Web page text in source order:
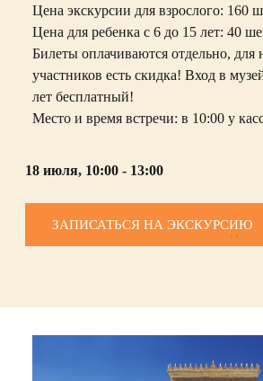
Цена экскурсии для взрослого: 160
Цена для ребенка с 6 до 15 лет: 40
Билеты оплачиваются отдельно, для
участников есть скидка! Вход в
лет бесплатный!
Место и время встречи: в 10:00 у
18 июля, 10:00 - 13:00
ЗАПИСАТЬСЯ НА ЭКСКУРСИЮ